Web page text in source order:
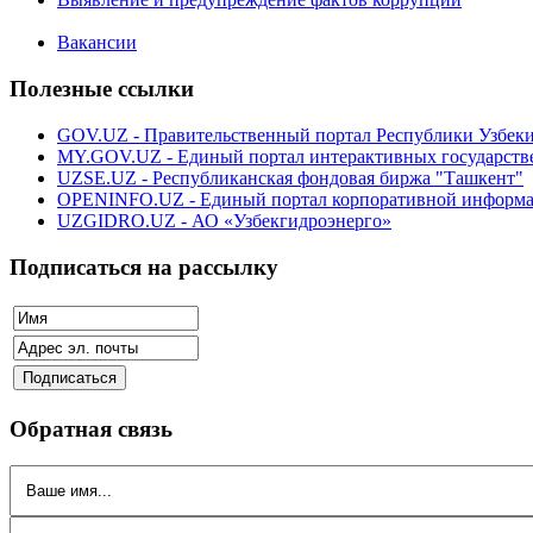
Вакансии
Полезные ссылки
GOV.UZ - Правительственный портал Республики
MY.GOV.UZ - Единый портал интерактивных
UZSE.UZ - Республиканская фондовая биржа "Ташкент"
OPENINFO.UZ - Единый портал корпоративной
UZGIDRO.UZ - АО «Узбекгидроэнерго»
Подписаться на рассылку
Обратная связь